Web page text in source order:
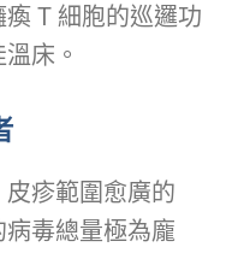
T 細胞的巡邏功
床。
疹範圍愈廣的
毒總量極為龐